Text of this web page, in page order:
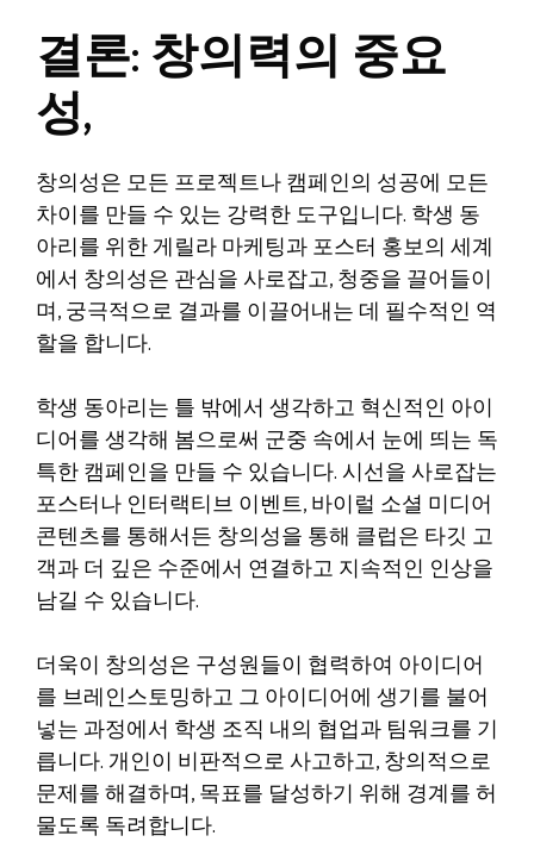
결론: 창의력의 중요
성,
창의성은 모든 프로젝트나 캠페인의 성공에 모든
차이를 만들 수 있는 강력한 도구입니다. 학생 동
아리를 위한 게릴라 마케팅과 포스터 홍보의 세계
에서 창의성은 관심을 사로잡고, 청중을 끌어들이
며, 궁극적으로 결과를 이끌어내는 데 필수적인 역
할을 합니다.
학생 동아리는 틀 밖에서 생각하고 혁신적인 아이
디어를 생각해 봄으로써 군중 속에서 눈에 띄는 독
특한 캠페인을 만들 수 있습니다. 시선을 사로잡는
포스터나 인터랙티브 이벤트, 바이럴 소셜 미디어
콘텐츠를 통해서든 창의성을 통해 클럽은 타깃 고
객과 더 깊은 수준에서 연결하고 지속적인 인상을
남길 수 있습니다.
더욱이 창의성은 구성원들이 협력하여 아이디어
를 브레인스토밍하고 그 아이디어에 생기를 불어
넣는 과정에서 학생 조직 내의 협업과 팀워크를 기
릅니다. 개인이 비판적으로 사고하고, 창의적으로
문제를 해결하며, 목표를 달성하기 위해 경계를 허
물도록 독려합니다.